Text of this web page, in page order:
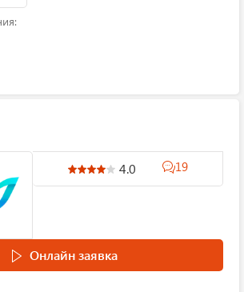
4.0 19
Онлайн заявка